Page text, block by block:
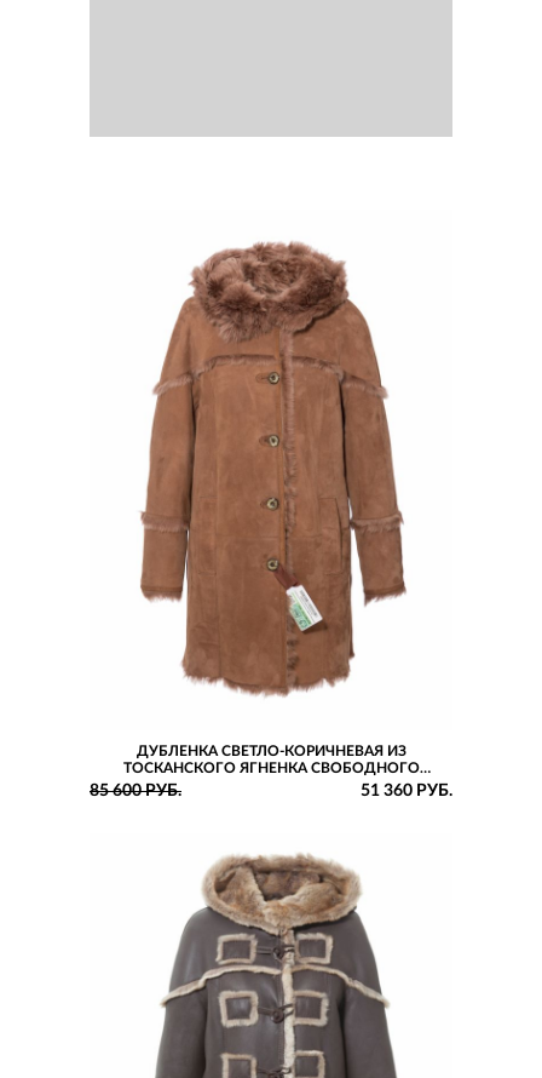
ДУБЛЕНКА СВЕТЛО-КОРИЧНЕВАЯ ИЗ
ТОСКАНСКОГО ЯГНЕНКА СВОБОДНОГО
СИЛУЭТА С КАПЮШОНОМ
85 600 РУБ. 51 360 РУБ.